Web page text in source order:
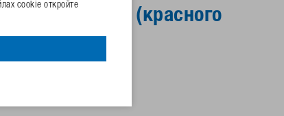
пластмассы (красного
cookie откройте